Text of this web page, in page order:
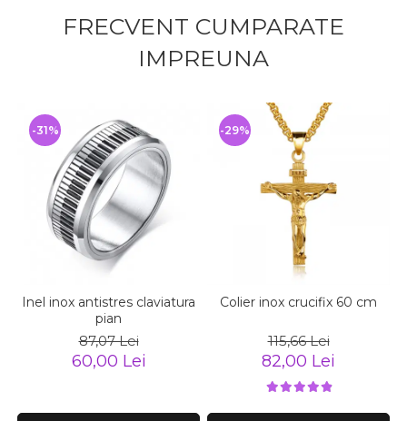
FRECVENT CUMPARATE
IMPREUNA
Inel inox antistres claviatura
pian
87,07 Lei
60,00 Lei
-31%
Colier inox crucifix 60 cm
115,66 Lei
82,00 Lei
-29%